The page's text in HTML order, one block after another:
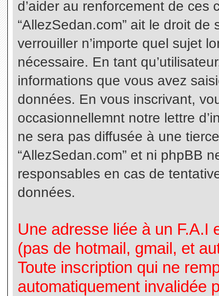
d’aider au renforcement de
“AllezSedan.com” ait le droit de
verrouiller n’importe quel sujet
nécessaire. En tant
informations que vous avez
données. En vous inscrivant,
occasionnellemnt notre lettre
ne sera pas diffusée à une
“AllezSedan.com” et ni phpBB
responsables en cas de
données.
Une adresse liée à un F.A.I
(pas de hotmail, gmail, et
Toute inscription qui ne
automatiquement invalidée